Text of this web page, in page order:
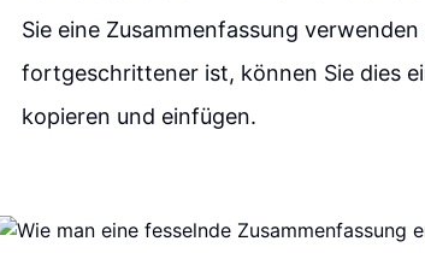
Sie eine Zusammenfassung
fortgeschrittener ist, können Sie dies
kopieren und einfügen.